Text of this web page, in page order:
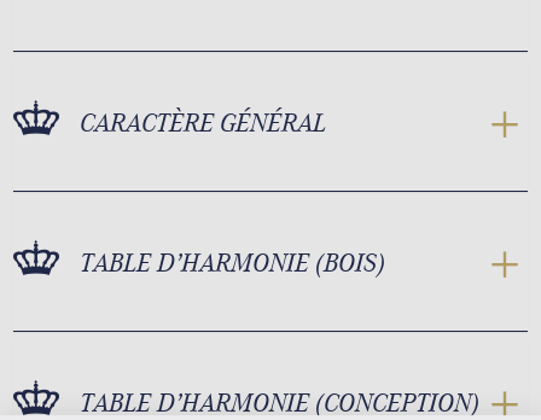
CARACTÈRE GÉNÉRAL
TABLE D’HARMONIE (BOIS)
TABLE D’HARMONIE (CONCEPTION)